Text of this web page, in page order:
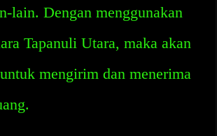
lain. Dengan menggunakan
Tapanuli Utara, maka akan
mengirim dan menerima